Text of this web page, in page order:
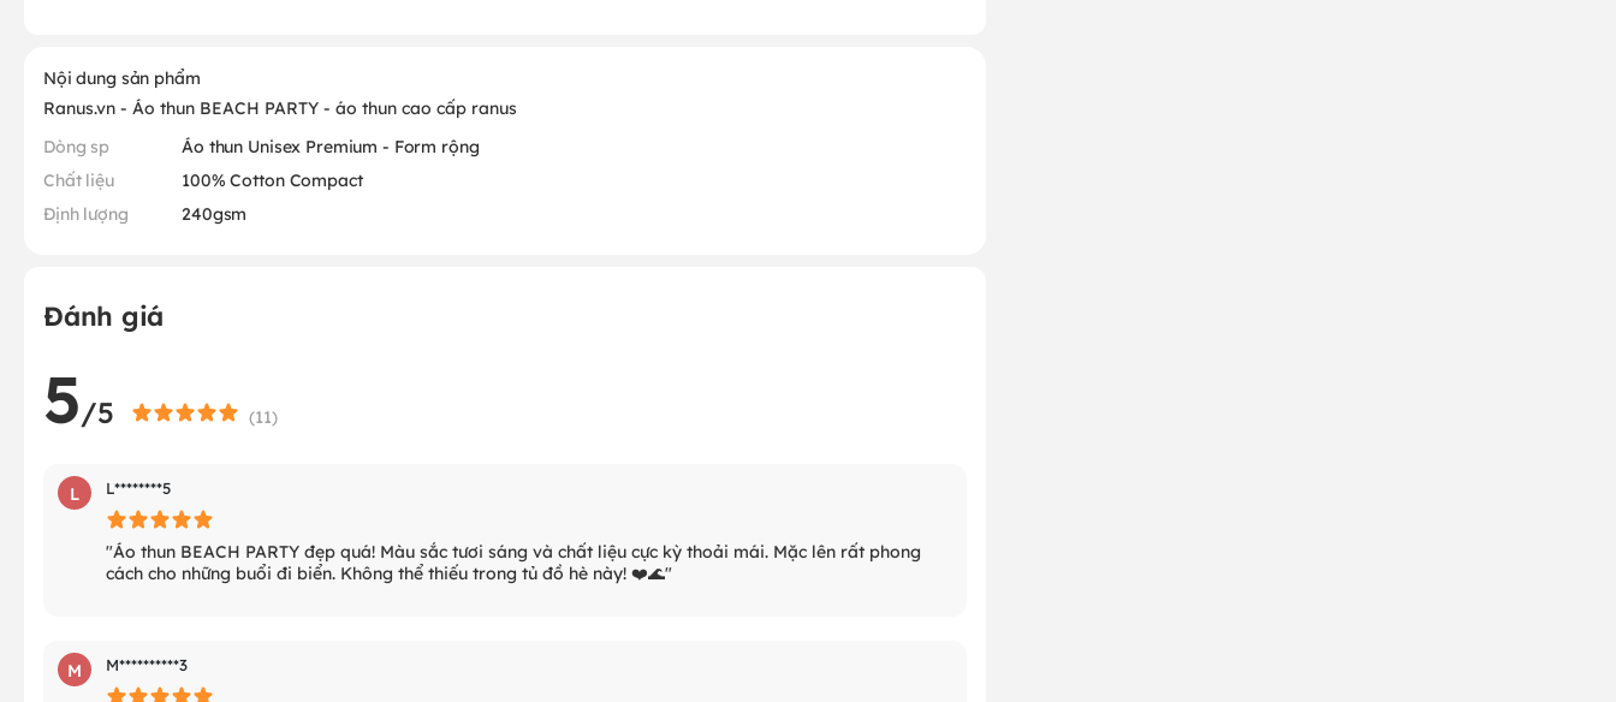
Nội dung sản phẩm
Ranus.vn - Áo thun BEACH PARTY - áo thun cao cấp ranus
Dòng sp
Áo thun Unisex Premium - Form rộng
Chất liệu
100% Cotton Compact
Định lượng
240gsm
Đánh giá
5/5 (11)
L L********5
"Áo thun BEACH PARTY đẹp quá! Màu sắc tươi sáng và chất liệu cực kỳ thoải mái. Mặc lên rất phong
cách cho những buổi đi biển. Không thể thiếu trong tủ đồ hè này! ❤️🌊"
M M**********3